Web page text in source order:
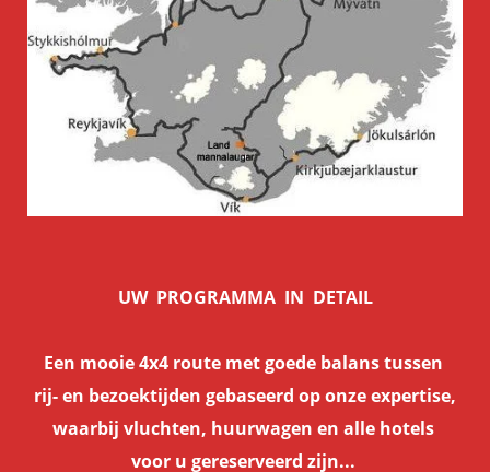
UW PROGRAMMA IN DETAIL
Een mooie 4x4 route met goede balans tussen
rij- en bezoektijden gebaseerd op onze expertise,
waarbij vluchten, huurwagen en alle hotels
voor u gereserveerd zijn...